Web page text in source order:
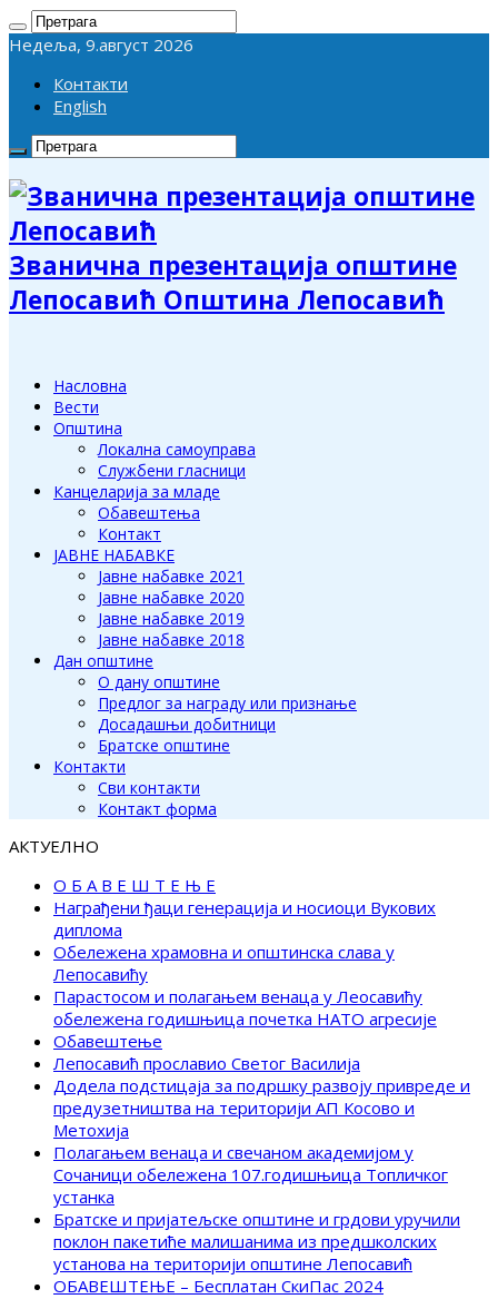
Недеља, 9.август 2026
Контакти
English
Званична презентација општине
Лепосавић Општина Лепосавић
Насловна
Вести
Општина
Локална самоуправа
Службени гласници
Канцеларија за младе
Обавештења
Контакт
ЈАВНЕ НАБАВКЕ
Јавне набавке 2021
Јавне набавке 2020
Јавне набавке 2019
Јавне набавке 2018
Дан општине
О дану општине
Предлог за награду или признање
Досадашњи добитници
Братске општине
Контакти
Сви контакти
Контакт форма
АКТУЕЛНО
О Б А В Е Ш Т Е Њ Е
Награђени ђаци генерација и носиоци Вукових
диплома
Обележена храмовна и општинска слава у
Лепосавићу
Парастосом и полагањем венаца у Леосавићу
обележена годишњица почетка НАТО агресије
Обавештење
Лепосавић прославио Светог Василија
Додела подстицаја за подршку развоју привреде и
предузетништва на територији АП Косово и
Метохија
Полагањем венаца и свечаном академијом у
Сочаници обележена 107.годишњица Топличког
устанка
Братске и пријатељске општине и грдови уручили
поклон пакетиће малишанима из предшколских
установа на територији општине Лепосавић
ОБАВЕШТЕЊЕ – Бесплатан СкиПас 2024